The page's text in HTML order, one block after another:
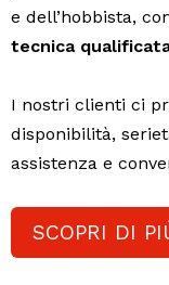
e dell’hobbista,
tecnica
I nostri clienti ci
disponibilità,
assistenza e
SCOPRI DI